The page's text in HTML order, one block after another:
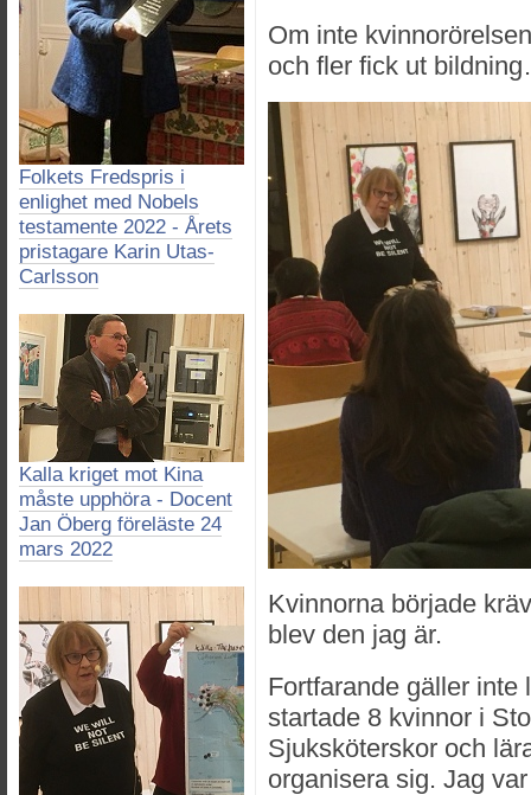
Folkets Fredspris i
enlighet med Nobels
testamente 2022 - Årets
pristagare Karin Utas-
Carlsson
Kalla kriget mot Kina
måste upphöra - Docent
Jan Öberg föreläste 24
mars 2022
Om inte
och fler fick ut
Kvinnorna började
blev den jag är.
Fortfarande gäller inte
startade 8 kvinnor i
Sjuksköterskor och
organisera sig. Jag